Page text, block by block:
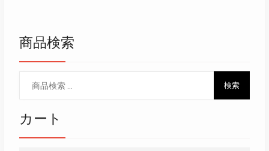
商品検索
象:
検索
カート